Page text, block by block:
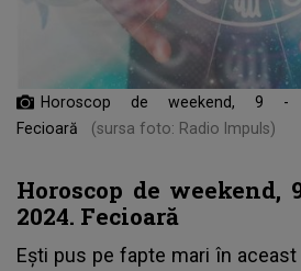
Horoscop de weekend, 9 -
Fecioară
(sursa foto: Radio Impuls)
Horoscop de weekend,
2024. Fecioară
Ești pus pe fapte mari în